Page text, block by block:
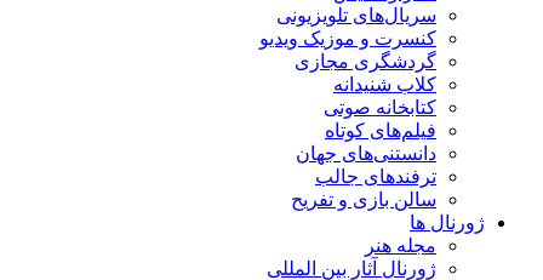
سریال‌های تلویزیونی
کنسرت و موزیک ویدیو
گردشگری مجازی
کلاب شنیدانه
کتابخانه صوتی
فیلم‌های کوتاه
دانستنی‌های جهان
ترفندهای جالب
سالن بازی و تفریح
ژورنال ها
مجله هنر
ژورنال آثار بین المللی